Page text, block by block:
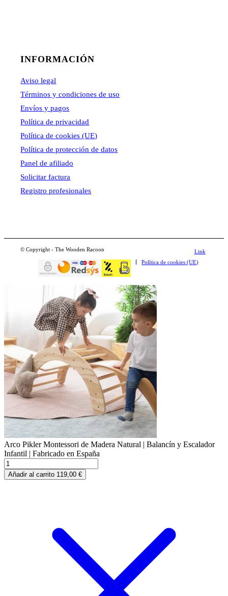
INFORMACIÓN
Aviso legal
Términos y condiciones de uso
Envíos y pagos
Política de privacidad
Política de cookies (UE)
Política de protección de datos
Panel de afiliado
Solicitar factura
Registro profesionales
© Copyright - The Wooden Racoon Link
to
Política de cookies (UE)
Arco Pikler Montessori de Madera Natural | Balancín y Escalador
Infantil | Fabricado en España
Arco
Pikler
Montessori
Añadir al carrito 119,00 €